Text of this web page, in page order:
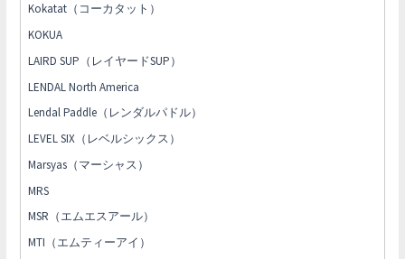
Kokatat（コーカタット）
KOKUA
LAIRD SUP（レイヤードSUP）
LENDAL North America
Lendal Paddle（レンダルパドル）
LEVEL SIX（レベルシックス）
Marsyas（マーシャス）
MRS
MSR（エムエスアール）
MTI（エムティーアイ）